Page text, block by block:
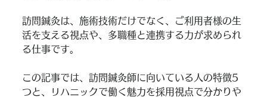
訪問鍼灸は、施術技術だけでなく、ご利用者様の生
活を支える視点や、多職種と連携する力が求められ
る仕事です。
この記事では、訪問鍼灸師に向いている人の特徴5
つと、リハニックで働く魅力を採用視点で分かりや